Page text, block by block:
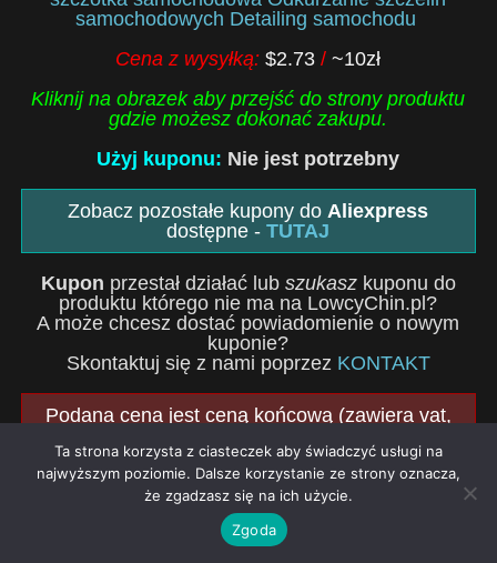
samochodowych Detailing samochodu
Cena z wysyłką:$2.73/~10zł
Kliknij na obrazek aby przejść do strony produktu
gdzie możesz dokonać zakupu.
Użyj kuponu: Nie jest potrzebny
Zobacz pozostałe kupony do Aliexpress
dostępne -TUTAJ
Kupon przestał działać lub szukaszkuponu do
produktu którego nie ma na LowcyChin.pl?
A może chcesz dostać powiadomienie o nowym
kuponie?
Skontaktuj się z nami poprzez KONTAKT
Podana cena jest ceną końcową (zawiera vat,
poniesiesz żadnych dodatkowych kosztów.
Więcej o przesyłkach które zawierają wszystkie
opłatyTUTAJ
Historia ...
Ta strona korzysta z ciasteczek aby świadczyć usługi na
najwyższym poziomie. Dalsze korzystanie ze strony oznacza,
że zgadzasz się na ich użycie.
Zgoda